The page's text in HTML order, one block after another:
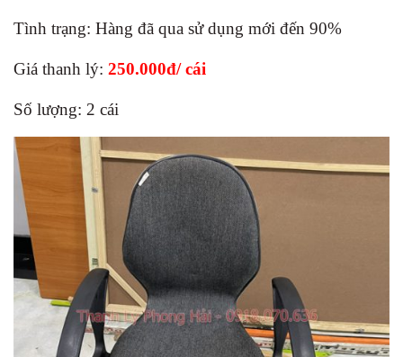
Tình trạng: Hàng đã qua sử dụng mới đến 90%
Giá thanh lý: 250.000đ/ cái
Số lượng: 2 cái